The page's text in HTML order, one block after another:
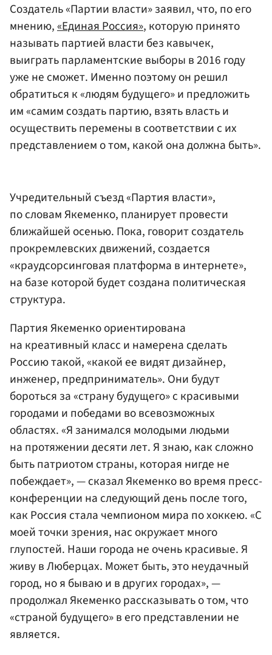
Создатель «Партии власти» заявил, что, по его
мнению,«Единая Россия», которую принято
называть партией власти без кавычек,
выиграть парламентские выборы в 2016 году
уже не сможет. Именно поэтому он решил
обратиться к «людям будущего» и предложить
им «самим создать партию, взять власть и
осуществить перемены в соответствии с их
представлением о том, какой она должна быть».
Учредительный съезд «Партия власти»,
по словам Якеменко, планирует провести
ближайшей осенью. Пока, говорит создатель
прокремлевских движений, создается
«краудсорсинговая платформа в интернете»,
на базе которой будет создана политическая
структура.
Партия Якеменко ориентирована
на креативный класс и намерена сделать
Россию такой, «какой ее видят дизайнер,
инженер, предприниматель». Они будут
бороться за «страну будущего» с красивыми
городами и победами во всевозможных
областях. «Я занимался молодыми людьми
на протяжении десяти лет. Я знаю, как сложно
быть патриотом страны, которая нигде не
побеждает», — сказал Якеменко во время пресс-
конференции на следующий день после того,
как Россия стала чемпионом мира по хоккею. «С
моей точки зрения, нас окружает много
глупостей. Наши города не очень красивые. Я
живу в Люберцах. Может быть, это неудачный
город, но я бываю и в других городах», —
продолжал Якеменко рассказывать о том, что
«страной будущего» в его представлении не
является.